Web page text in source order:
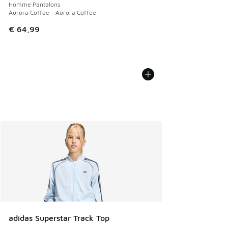
Homme Pantalons
Aurora Coffee - Aurora Coffee
€ 64,99
adidas Superstar Track Top